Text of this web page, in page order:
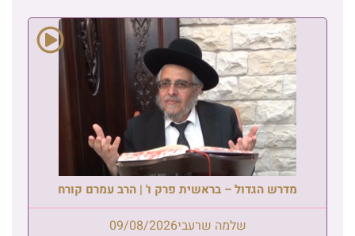
מדרש הגדול – בראשית פרק ו' | הרב עמרם קורח
שלמה שרעבי09/08/2026